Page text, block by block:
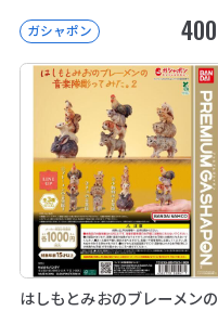
ガシャポン 400
はしもとみおのブレーメンの